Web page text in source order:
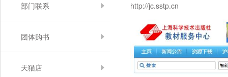
部门联系
团体购书
天猫店
http://jc.sstp.cn